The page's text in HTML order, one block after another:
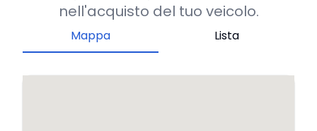
nell'acquisto del tuo veicolo.
Mappa Lista